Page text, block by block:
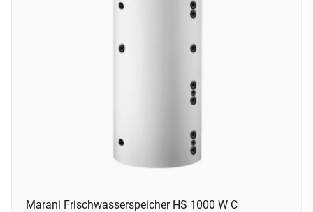
Marani Frischwasserspeicher HS 1000 W C